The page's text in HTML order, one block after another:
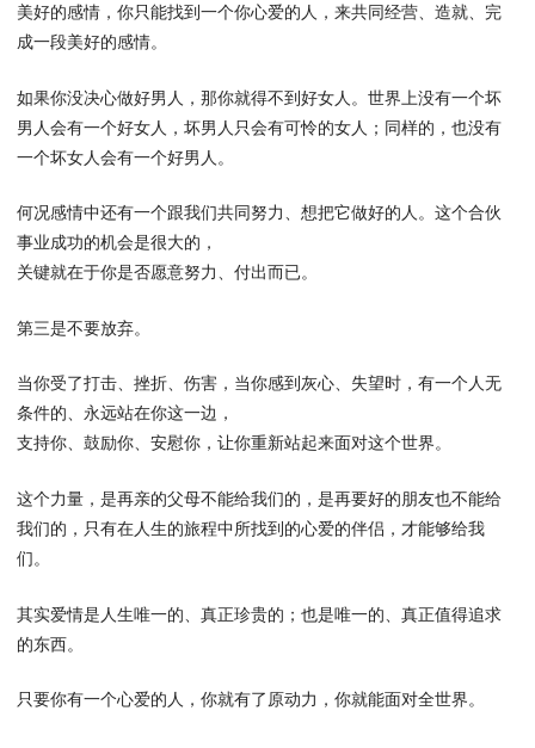
美好的感情，你只能找到一个你心爱的人，来共同经营、造就、完
成一段美好的感情。
如果你没决心做好男人，那你就得不到好女人。世界上没有一个坏
男人会有一个好女人，坏男人只会有可怜的女人；同样的，也没有
一个坏女人会有一个好男人。
何况感情中还有一个跟我们共同努力、想把它做好的人。这个合伙
事业成功的机会是很大的，
关键就在于你是否愿意努力、付出而已。
第三是不要放弃。
当你受了打击、挫折、伤害，当你感到灰心、失望时，有一个人无
条件的、永远站在你这一边，
支持你、鼓励你、安慰你，让你重新站起来面对这个世界。
这个力量，是再亲的父母不能给我们的，是再要好的朋友也不能给
我们的，只有在人生的旅程中所找到的心爱的伴侣，才能够给我
们。
其实爱情是人生唯一的、真正珍贵的；也是唯一的、真正值得追求
的东西。
只要你有一个心爱的人，你就有了原动力，你就能面对全世界。